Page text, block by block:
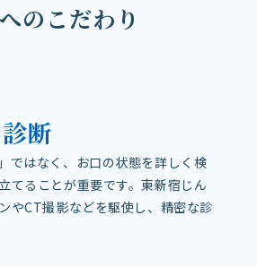
のこだわり
断
ではなく、お口の状態を詳しく検
てることが重要です。東新宿じん
やCT撮影などを駆使し、精密な診